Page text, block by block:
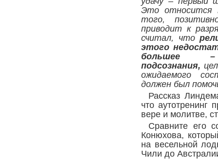
Это относится
того,
приводит к
считал, что
этого
большее
подсознания,
ожидаемого
должен был
Рассказ
что аутотренинг
вере и молитве,
Сравните его
Конюхова,
на весельной
Чили до